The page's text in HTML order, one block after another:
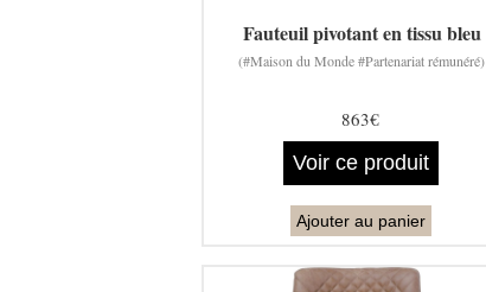
Fauteuil pivotant en tissu bleu
(#Maison du Monde #Partenariat rémunéré)
863€
Voir ce produit
Ajouter au panier